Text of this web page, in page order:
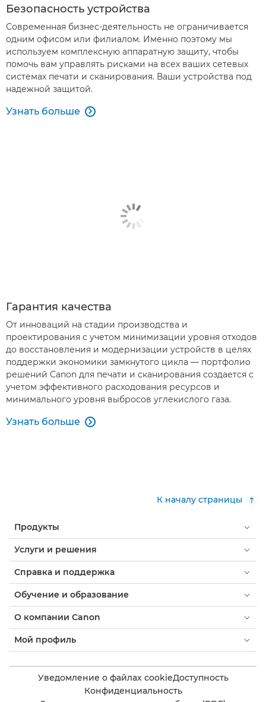
Безопасность устройства
Современная бизнес-деятельность не ограничивается
одним офисом или филиалом. Именно поэтому мы
используем комплексную аппаратную защиту, чтобы
помочь вам управлять рисками на всех ваших сетевых
системах печати и сканирования. Ваши устройства под
надежной защитой.
Узнать больше 
Гарантия качества
От инноваций на стадии производства и
проектирования с учетом минимизации уровня отходов
до восстановления и модернизации устройств в целях
поддержки экономики замкнутого цикла — портфолио
решений Canon для печати и сканирования создается с
учетом эффективного расходования ресурсов и
минимального уровня выбросов углекислого газа.
Узнать больше 
К началу страницы
Продукты
Услуги и решения
Справка и поддержка
Обучение и образование
О компании Canon
Мой профиль
Уведомление о файлах cookieДоступность
Конфиденциальность